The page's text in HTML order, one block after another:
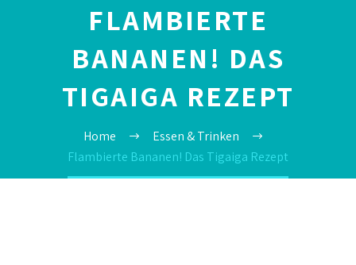
FLAMBIERTE
BANANEN! DAS
TIGAIGA REZEPT
Home
Essen & Trinken
Flambierte Bananen! Das Tigaiga Rezept